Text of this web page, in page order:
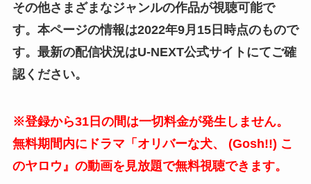
その他さまざまなジャンルの作品が視聴可能で
す。本ページの情報は2022年9月15日時点のもので
す。最新の配信状況はU-NEXT公式サイトにてご確
認ください。
※登録から31日の間は一切料金が発生しません。
無料期間内にドラマ「オリバーな犬、 (Gosh!!) こ
のヤロウ』の動画を見放題で無料視聴できます。